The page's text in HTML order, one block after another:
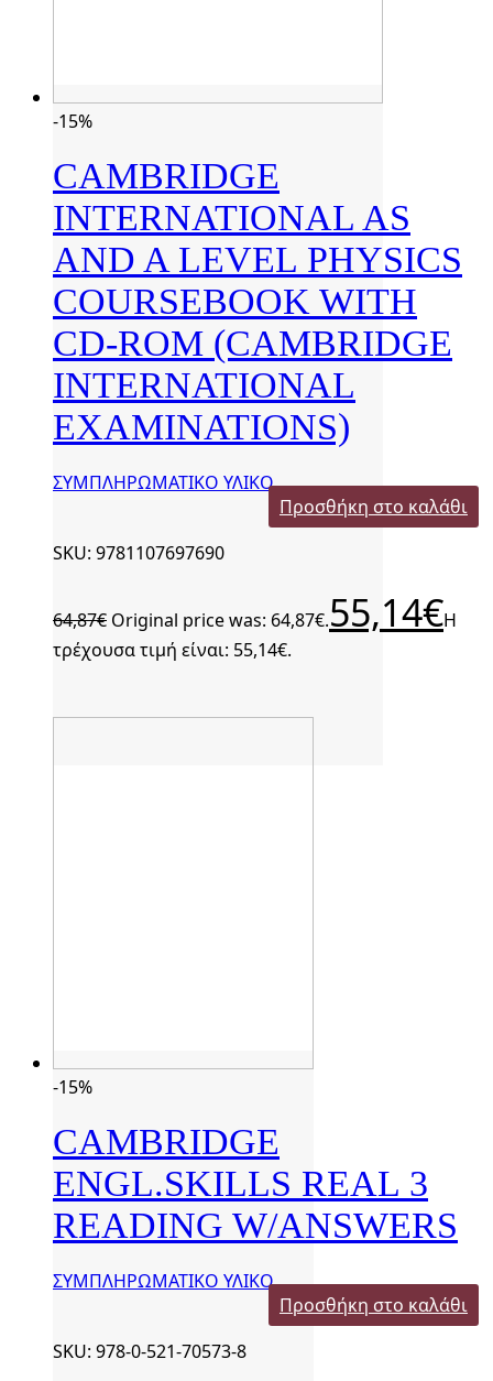
-15%
CAMBRIDGE
INTERNATIONAL AS
AND A LEVEL PHYSICS
COURSEBOOK WITH
CD-ROM (CAMBRIDGE
INTERNATIONAL
EXAMINATIONS)
ΣΥΜΠΛΗΡΩΜΑΤΙΚΟ ΥΛΙΚΟ
Προσθήκη στο καλάθι
SKU: 9781107697690
64,87€ Original price was: 64,87€.55,14€Η
τρέχουσα τιμή είναι: 55,14€.
-15%
CAMBRIDGE
ENGL.SKILLS REAL 3
READING W/ANSWERS
ΣΥΜΠΛΗΡΩΜΑΤΙΚΟ ΥΛΙΚΟ
Προσθήκη στο καλάθι
SKU: 978-0-521-70573-8